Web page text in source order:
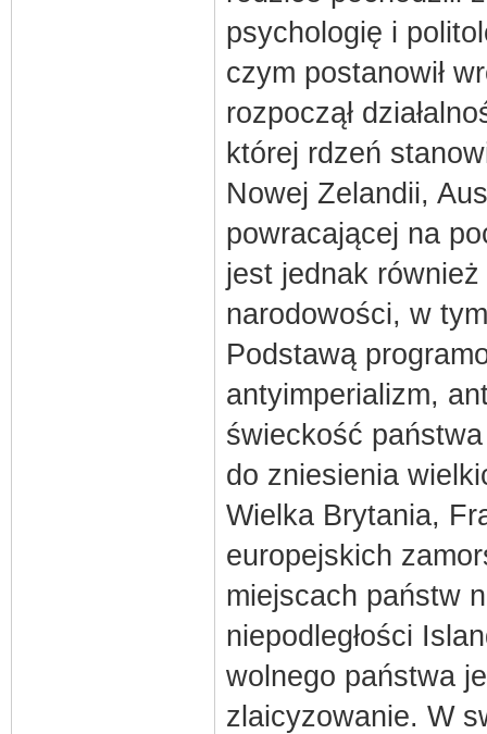
psychologię i
czym postanowił
rozpoczął
której rdzeń
Nowej Zelandii,
powracającej na
jest jednak
narodowości, w
Podstawą
antyimperializm,
świeckość
do zniesienia
Wielka Brytania,
europejskich
miejscach państw
niepodległości
wolnego państwa
zlaicyzowanie. W